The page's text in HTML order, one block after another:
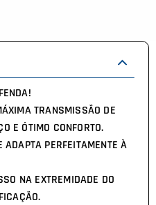
TRANSMISSÃO DE
E ÓTIMO CONFORTO.
ADAPTA PERFEITAMENTE À
NA EXTREMIDADE DO